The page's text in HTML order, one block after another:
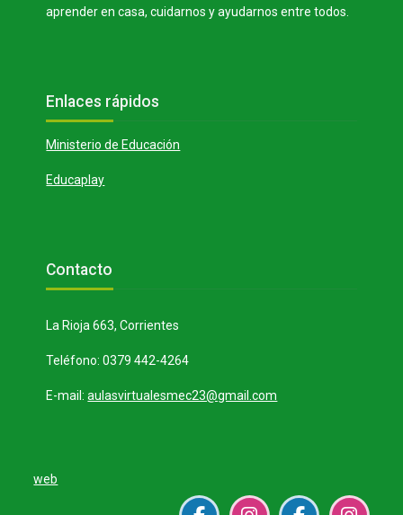
aprender en casa, cuidarnos y ayudarnos entre todos.
Bloques
Enlaces rápidos
Ministerio de Educación
Educaplay
Bloques
Contacto
La Rioja 663, Corrientes
Teléfono: 0379 442-4264
E-mail:aulasvirtualesmec23@gmail.com
web